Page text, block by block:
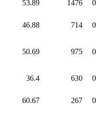
53.89 1476
46.88 714
50.69 975
36.4 630
60.67 267